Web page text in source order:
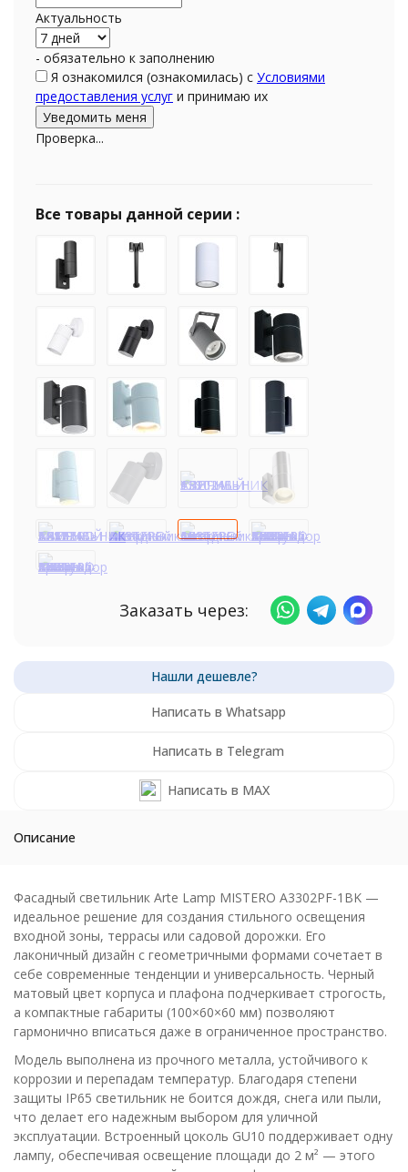
Актуальность
- обязательно к заполнению
Я ознакомился (ознакомилась) с Условиями
предоставления услуг и принимаю их
Проверка...
Все товары данной серии :
Заказать через:
Написать в Whatsapp
Написать в Telegram
Написать в MAX
Описание
Фасадный светильник Arte Lamp MISTERO A3302PF-1BK —
идеальное решение для создания стильного освещения
входной зоны, террасы или садовой дорожки. Его
лаконичный дизайн с геометричными формами сочетает в
себе современные тенденции и универсальность. Черный
матовый цвет корпуса и плафона подчеркивает строгость,
а компактные габариты (100×60×60 мм) позволяют
гармонично вписаться даже в ограниченное пространство.
Модель выполнена из прочного металла, устойчивого к
коррозии и перепадам температур. Благодаря степени
защиты IP65 светильник не боится дождя, снега или пыли,
что делает его надежным выбором для уличной
эксплуатации. Встроенный цоколь GU10 поддерживает одну
лампу, обеспечивая освещение площади до 2 м² — этого